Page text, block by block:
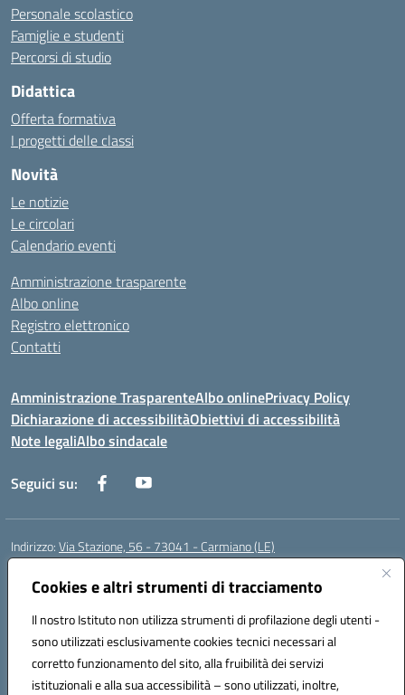
Cookies e altri strumenti di tracciamento
Il nostro Istituto non utilizza strumenti di profilazione degli utenti -
sono utilizzati esclusivamente cookies tecnici necessari al
corretto funzionamento del sito, alla fruibilità dei servizi
istituzionali e alla sua accessibilità – sono utilizzati, inoltre,
Personale scolastico
Famiglie e studenti
Percorsi di studio
Didattica
Offerta formativa
I progetti delle classi
Novità
Le notizie
Le circolari
Calendario eventi
Amministrazione trasparente
Albo online
Registro elettronico
Contatti
Amministrazione TrasparenteAlbo onlinePrivacy Policy
Dichiarazione di accessibilitàObiettivi di accessibilità
Note legaliAlbo sindacale
Seguici su:
Indirizzo:Via Stazione, 56 - 73041 - Carmiano (LE)
Centralino:
Posta elettronica certificata (PEC):leic88600a@pec.istruzione.it
Codice fiscale: 93058030755
Codice meccanografico:LEIC88600A
Codice Indice delle Pubbliche Amministrazioni (IPA): istsc_leic88600a
Codice unico di fatturazione (CUF): UFXBKN